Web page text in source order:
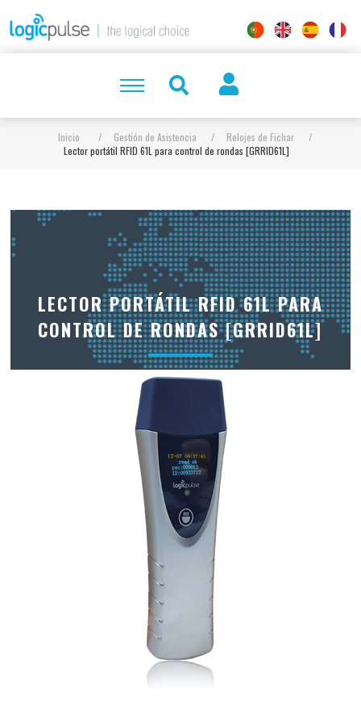
Inicio / Gestión de Asistencia / Relojes de Fichar
/
Lector portátil RFID 61L para control de rondas [GRRID61L]
LECTOR PORTÁTIL RFID 61L PARA
CONTROL DE RONDAS [GRRID61L]